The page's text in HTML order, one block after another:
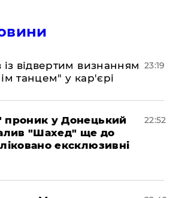
відвертим визнанням
танцем" у кар'єрі
23:19
у Донецький
"Шахед" ще до
ексклюзивні
22:52